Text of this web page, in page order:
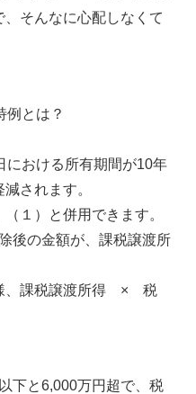
そんなに心配しなくて
例とは？
における所有期間が10年
されます。
１）と併用できます。
後の金額が、課税譲渡所
、課税譲渡所得 × 税
下と6,000万円超で、税